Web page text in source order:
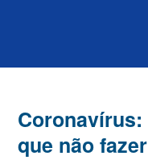
Coronavírus:
que não